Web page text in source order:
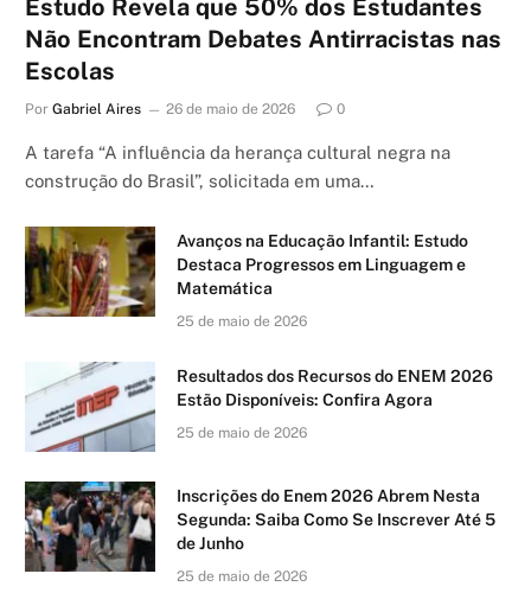
Estudo Revela que 50% dos Estudantes
Não Encontram Debates Antirracistas nas
Escolas
Por Gabriel Aires 26 de maio de 2026 0
A tarefa “A influência da herança cultural negra na
construção do Brasil”, solicitada em uma…
Avanços na Educação Infantil: Estudo
Destaca Progressos em Linguagem e
Matemática
25 de maio de 2026
Resultados dos Recursos do ENEM 2026
Estão Disponíveis: Confira Agora
25 de maio de 2026
Inscrições do Enem 2026 Abrem Nesta
Segunda: Saiba Como Se Inscrever Até 5
de Junho
25 de maio de 2026